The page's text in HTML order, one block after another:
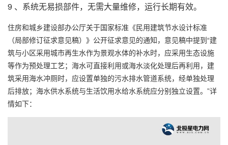
9 、系统无易损部件，无需大量维修，运行长期有效。
住房和城乡建设部办公厅关于国家标准《民用建筑节水设计标准
（局部修订征求意见稿）》公开征求意见的通知，意见稿中提到“建
筑与小区采用城市再生水作为景观水体的补水时，应采用生态设施
等作为预处理工艺；海水可直接利用或海水淡化处理后再利用，建
筑采用海水冲厕时，应设置单独的污水排水管道系统，经单独处理
后排放；海水供水系统与生活饮用水给水系统应分别独立设置。”详
情如下：